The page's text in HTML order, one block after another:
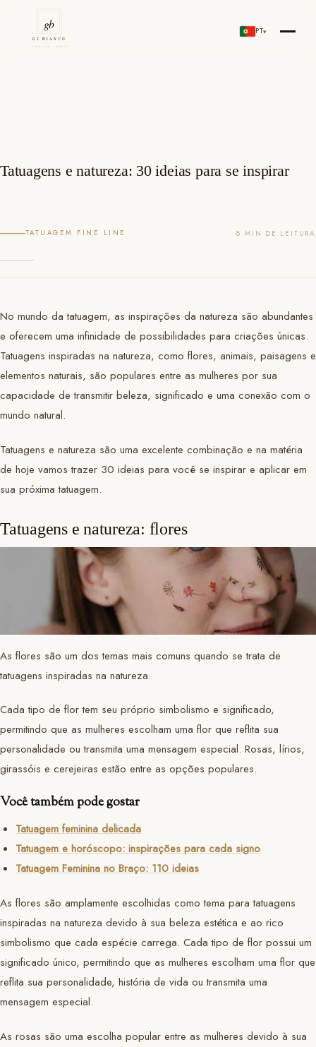
content
Gi Bianco Tattoo Porto
PT▾
Tatuagens e natureza: 30 ideias para se inspirar
TATUAGEM FINE LINE 8 MIN DE LEITURA
No mundo da tatuagem, as inspirações da natureza são abundantes
e oferecem uma infinidade de possibilidades para criações únicas.
Tatuagens inspiradas na natureza, como flores, animais, paisagens e
elementos naturais, são populares entre as mulheres por sua
capacidade de transmitir beleza, significado e uma conexão com o
mundo natural.
Tatuagens e natureza são uma excelente combinação e na matéria
de hoje vamos trazer 30 ideias para você se inspirar e aplicar em
sua próxima tatuagem.
Tatuagens e natureza: flores
As flores são um dos temas mais comuns quando se trata de
tatuagens inspiradas na natureza.
Cada tipo de flor tem seu próprio simbolismo e significado,
permitindo que as mulheres escolham uma flor que reflita sua
personalidade ou transmita uma mensagem especial. Rosas, lírios,
girassóis e cerejeiras estão entre as opções populares.
Você também pode gostar
Tatuagem feminina delicada
Tatuagem e horóscopo: inspirações para cada signo
Tatuagem Feminina no Braço: 110 ideias
As flores são amplamente escolhidas como tema para tatuagens
inspiradas na natureza devido à sua beleza estética e ao rico
simbolismo que cada espécie carrega. Cada tipo de flor possui um
significado único, permitindo que as mulheres escolham uma flor que
reflita sua personalidade, história de vida ou transmita uma
mensagem especial.
As rosas são uma escolha popular entre as mulheres devido à sua